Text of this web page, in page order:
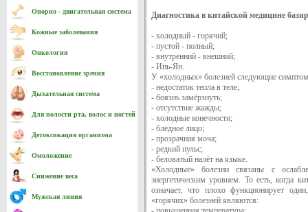
Опорно - двигательная система
Кожные заболевания
Онкология
Восстановление зрения
Дыхательная система
Для полости рта, волос и ногтей
Детоксикация организма
Омоложение
Снижение веса
Мужская линия
Диагностика в китайской медицине
- холодный - горячий;
- пустой - полный;
- внутренний - внешний;
- Инь-Ян.
У «холодных» болезней следующие
- недостаток тепла в теле;
- боязнь замёрзнуть;
- отсутствие жажды;
- холодные конечности;
- бледное лицо;
- прозрачная моча;
- редкий пульс;
- беловатый налёт на языке.
«Холодные» болезни связаны с
энергетическим уровнем. То есть, когда
означает, что плохо функционирует
«горячих» болезней являются: